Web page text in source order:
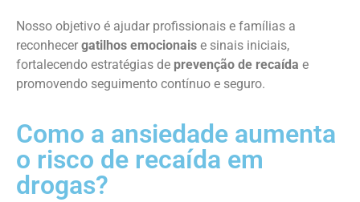
Nosso objetivo é ajudar profissionais e famílias a
reconhecer gatilhos emocionais e sinais iniciais,
fortalecendo estratégias de prevenção de recaída e
promovendo seguimento contínuo e seguro.
Como a ansiedade aumenta
o risco de recaída em
drogas?